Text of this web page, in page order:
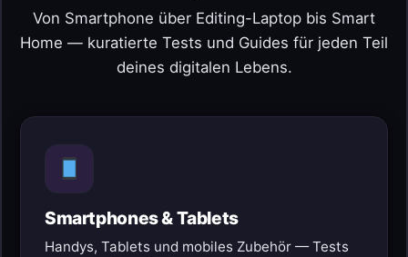
Von Smartphone über Editing-Laptop bis Smart
Home — kuratierte Tests und Guides für jeden Teil
deines digitalen Lebens.
Smartphones & Tablets
Handys, Tablets und mobiles Zubehör — Tests